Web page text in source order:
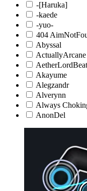
-[Haruka]
-kaede
-yuo-
404
Abyssal
ActuallyArcane
AetherLordBeat
Akayume
Alegzandr
Alverynn
Always
AnonDel